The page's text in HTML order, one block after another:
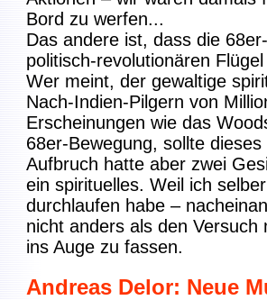
Bord zu werfen...
Das andere ist, dass die
politisch-revolutionären
Wer meint, der gewaltige
Nach-Indien-Pilgern von
Erscheinungen wie das
68er-Bewegung, sollte
Aufbruch hatte aber zwei
ein spirituelles. Weil ich
durchlaufen habe –
nicht anders als den
ins Auge zu fassen.
Andreas Delor: Neue